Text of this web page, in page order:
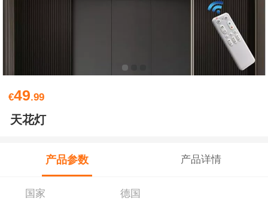
€49.99
天花灯
产品参数 产品详情
国家 德国